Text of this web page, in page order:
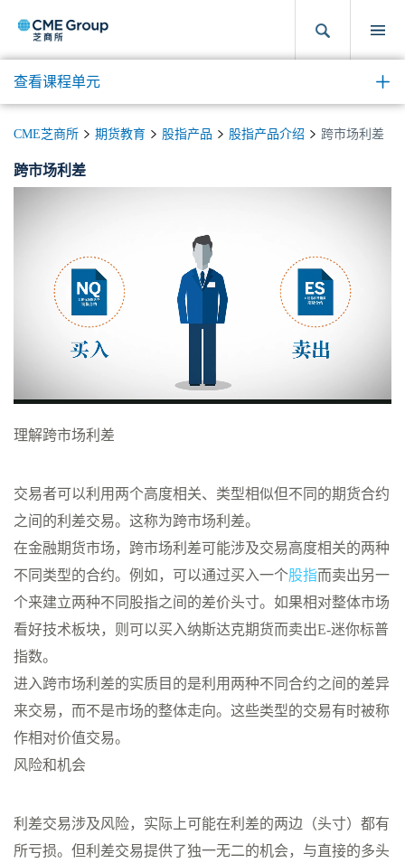
查看课程单元
CME芝商所 期货教育 股指产品 股指产品介绍 跨市场利差
跨市场利差
理解跨市场利差
交易者可以利用两个高度相关、类型相似但不同的期货合约
之间的利差交易。这称为跨市场利差。
在金融期货市场，跨市场利差可能涉及交易高度相关的两种
不同类型的合约。例如，可以通过买入一个股指而卖出另一
个来建立两种不同股指之间的差价头寸。如果相对整体市场
看好技术板块，则可以买入纳斯达克期货而卖出E-迷你标普
指数。
进入跨市场利差的实质目的是利用两种不同合约之间的差异
来交易，而不是市场的整体走向。这些类型的交易有时被称
作相对价值交易。
风险和机会
利差交易涉及风险，实际上可能在利差的两边（头寸）都有
所亏损。但利差交易提供了独一无二的机会，与直接的多头